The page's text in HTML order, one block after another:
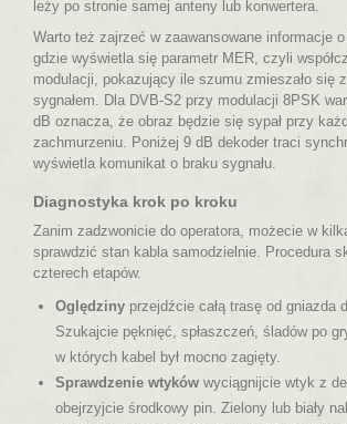
leży po stronie samej anteny lub konwertera.
Warto też zajrzeć w zaawansowane informacje
gdzie wyświetla się parametr MER, czyli
modulacji, pokazujący ile szumu zmieszało się
sygnałem. Dla DVB-S2 przy modulacji 8PSK
dB oznacza, że obraz będzie się sypał przy
zachmurzeniu. Poniżej 9 dB dekoder traci
wyświetla komunikat o braku sygnału.
Diagnostyka krok po kroku
Zanim zadzwonicie do operatora, możecie w
sprawdzić stan kabla samodzielnie. Procedura
czterech etapów.
Oględziny przejdźcie całą trasę od gniazda
Szukajcie pęknięć, spłaszczeń, śladów po
w których kabel był mocno zagięty.
Sprawdzenie wtyków wyciągnijcie wtyk z
obejrzyjcie środkowy pin. Zielony lub biały